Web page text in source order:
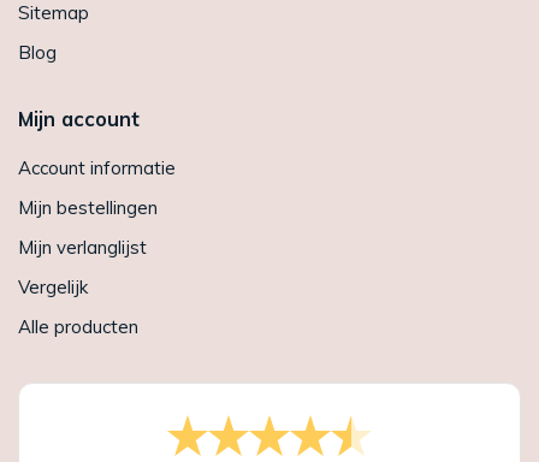
Sitemap
Blog
Mijn account
Account informatie
Mijn bestellingen
Mijn verlanglijst
Vergelijk
Alle producten